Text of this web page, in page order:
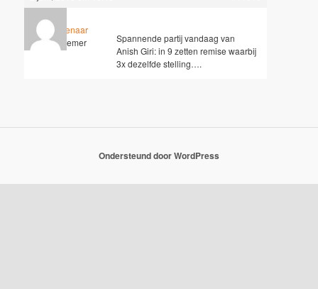
Dirk Molenaar
Deelnemer
Spannende partij vandaag van
Anish Giri: in 9 zetten remise waarbij
3x dezelfde stelling….
Ondersteund door WordPress